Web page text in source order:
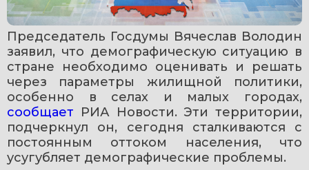
Председатель Госдумы Вячеслав Володин
заявил, что демографическую ситуацию в
стране необходимо оценивать и решать
через параметры жилищной политики,
сообщает РИА Новости. Эти территории,
подчеркнул он, сегодня сталкиваются с
постоянным оттоком населения, что
усугубляет демографические проблемы.